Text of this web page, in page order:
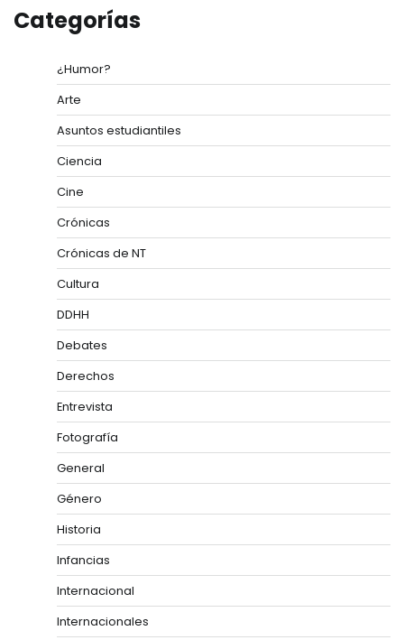
Categorías
¿Humor?
Arte
Asuntos estudiantiles
Ciencia
Cine
Crónicas
Crónicas de NT
Cultura
DDHH
Debates
Derechos
Entrevista
Fotografía
General
Género
Historia
Infancias
Internacional
Internacionales